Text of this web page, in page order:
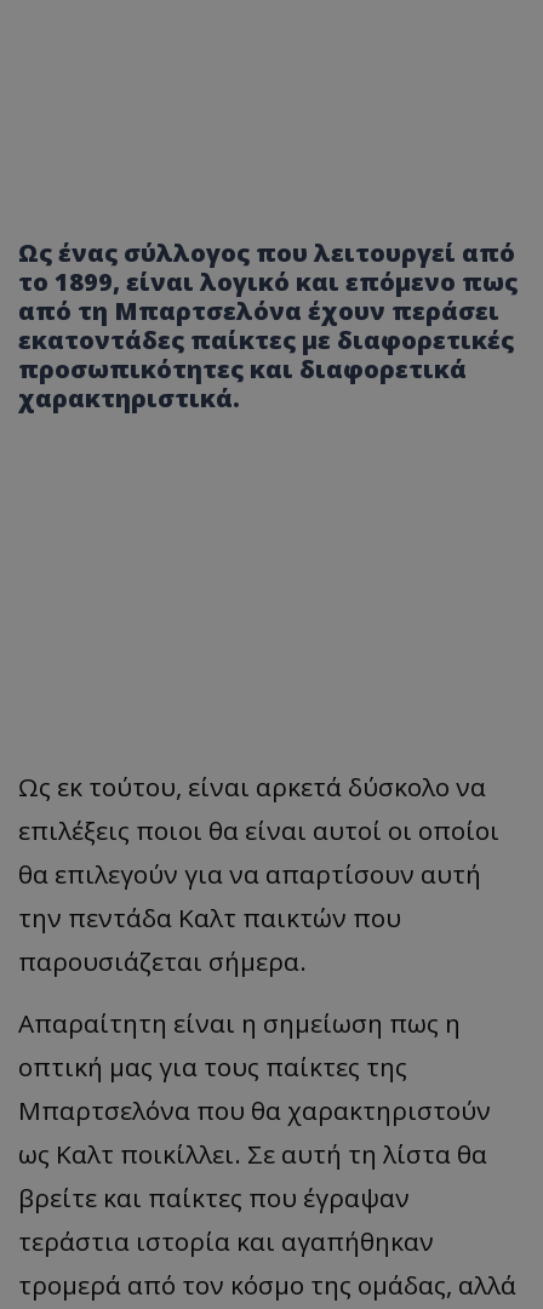
Ως ένας σύλλογος που λειτουργεί από
το 1899, είναι λογικό και επόμενο πως
από τη Μπαρτσελόνα έχουν περάσει
εκατοντάδες παίκτες με διαφορετικές
προσωπικότητες και διαφορετικά
χαρακτηριστικά.
Ως εκ τούτου, είναι αρκετά δύσκολο να
επιλέξεις ποιοι θα είναι αυτοί οι οποίοι
θα επιλεγούν για να απαρτίσουν αυτή
την πεντάδα Καλτ παικτών που
παρουσιάζεται σήμερα.
Απαραίτητη είναι η σημείωση πως η
οπτική μας για τους παίκτες της
Μπαρτσελόνα που θα χαρακτηριστούν
ως Καλτ ποικίλλει. Σε αυτή τη λίστα θα
βρείτε και παίκτες που έγραψαν
τεράστια ιστορία και αγαπήθηκαν
τρομερά από τον κόσμο της ομάδας, αλλά